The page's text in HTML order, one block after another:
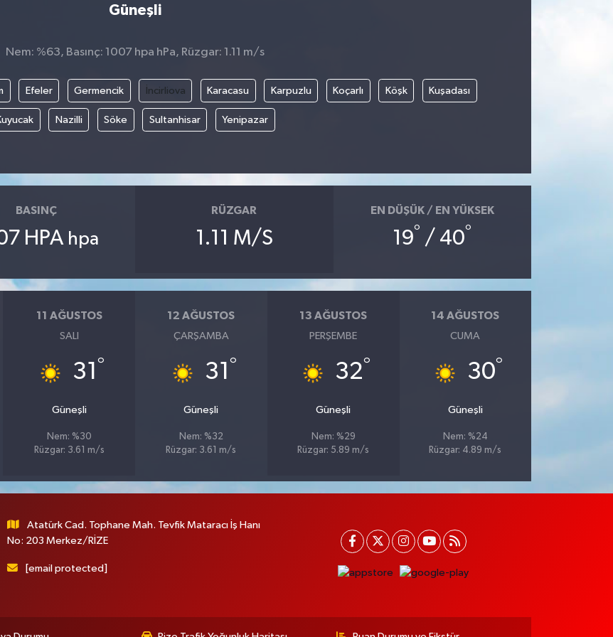
Güneşli
Nem: %63, Basınç: 1007 hpa hPa, Rüzgar: 1.11 m/s
Efeler Germencik İncirliova Karacasu Karpuzlu Koçarlı Köşk Kuşadası
Nazilli Söke Sultanhisar Yenipazar
BASINÇ
HPA hpa
RÜZGAR
1.11 M/S
EN DÜŞÜK / EN YÜKSEK
19° / 40°
11 AĞUSTOS
SALI
31 °
Güneşli
Nem: %30
Rüzgar: 3.61 m/s
12 AĞUSTOS
ÇARŞAMBA
31 °
Güneşli
Nem: %32
Rüzgar: 3.61 m/s
13 AĞUSTOS
PERŞEMBE
32°
Güneşli
Nem: %29
Rüzgar: 5.89 m/s
14 AĞUSTOS
CUMA
30°
Güneşli
Nem: %24
Rüzgar: 4.89 m/s
Atatürk Cad. Tophane Mah. Tevfik Mataracı İş Hanı
No: 203 Merkez/RİZE
[email protected]